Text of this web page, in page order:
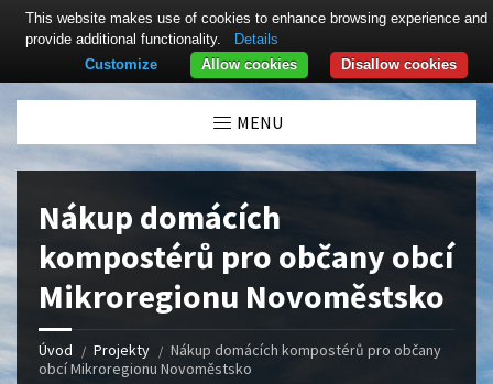
Click here to revoke the Cookie consent
MENU
Nákup domácích
kompostérů pro občany obcí
Mikroregionu Novoměstsko
Úvod Projekty
Nákup domácích kompostérů pro občany
obcí Mikroregionu Novoměstsko
This website makes use of cookies to enhance browsing experience and
provide additional functionality.
Details
Disallow cookies
Allow cookies
Customize